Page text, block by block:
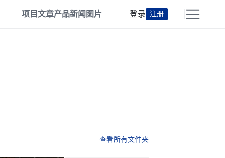
项目文章产品新闻 图片 登录 注册
查看所有文件夹